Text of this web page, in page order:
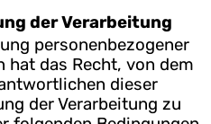
der Verarbeitung
personenbezogener
hat das Recht, von dem
dieser
der Verarbeitung zu